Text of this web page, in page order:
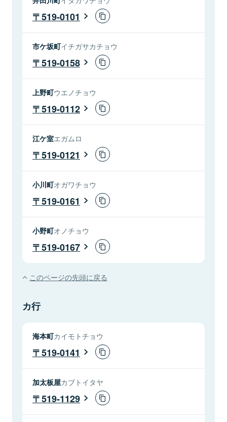
519-0101
市ケ坂町イチガサカチョウ
519-0158
上野町ウエノチョウ
519-0112
江ケ室エガムロ
519-0121
小川町オガワチョウ
519-0161
小野町オノチョウ
519-0167
このページの先頭に戻る
カ行
海本町カイモトチョウ
519-0141
加太板屋カブトイタヤ
519-1129